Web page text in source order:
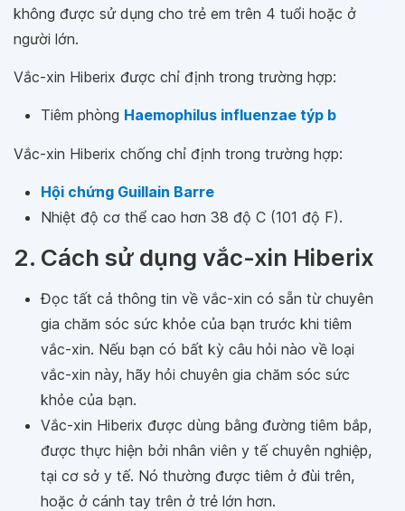
không được sử dụng cho trẻ em trên 4 tuổi hoặc ở
người lớn.
Vắc-xin Hiberix được chỉ định trong trường hợp:
Tiêm phòng Haemophilus influenzae týp b
Vắc-xin Hiberix chống chỉ định trong trường hợp:
Hội chứng Guillain Barre
Nhiệt độ cơ thể cao hơn 38 độ C (101 độ F).
2. Cách sử dụng vắc-xin Hiberix
Đọc tất cả thông tin về vắc-xin có sẵn từ chuyên
gia chăm sóc sức khỏe của bạn trước khi tiêm
vắc-xin. Nếu bạn có bất kỳ câu hỏi nào về loại
vắc-xin này, hãy hỏi chuyên gia chăm sóc sức
khỏe của bạn.
Vắc-xin Hiberix được dùng bằng đường tiêm bắp,
được thực hiện bởi nhân viên y tế chuyên nghiệp,
tại cơ sở y tế. Nó thường được tiêm ở đùi trên,
hoặc ở cánh tay trên ở trẻ lớn hơn.